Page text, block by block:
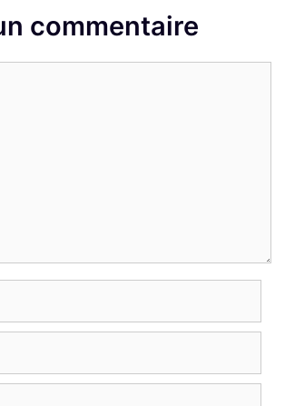
commentaire